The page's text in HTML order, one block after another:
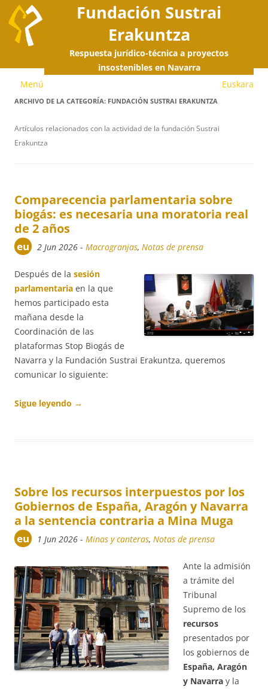
Fundación Sustrai
Erakuntza
Respuesta jurídico-técnica a proyectos
insostenibles en Navarra
Euskara
Menú
ARCHIVO DE LA CATEGORÍA: FUNDACIÓN SUSTRAI ERAKUNTZA
Artículos relacionados con la actividad de la fundación Sustrai
Erakuntza
Comparecencia parlamentaria sobre
biogás: es necesaria una moratoria real
de 2 años
eu 2 Jun 2026 -Macrogranjas,Notas de prensa
Después de la sesión
parlamentaria en la que
hemos participado esta
mañana desde la
Coordinación de las
plataformas Stop Biogás de
Navarra y la Fundación Sustrai Erakuntza, queremos
comunicar lo siguiente:
Sigue leyendo →
Sobre los recursos interpuestos por los
Gobiernos de España, Aragón y Navarra
a la sentencia contraria a Mina Muga
eu 1 Jun 2026 -Minas y canteras,Notas de prensa
Ante la admisión
a trámite del
Tribunal
Supremo de los
recursos
presentados por
los gobiernos de
España, Aragón
y Navarra y la